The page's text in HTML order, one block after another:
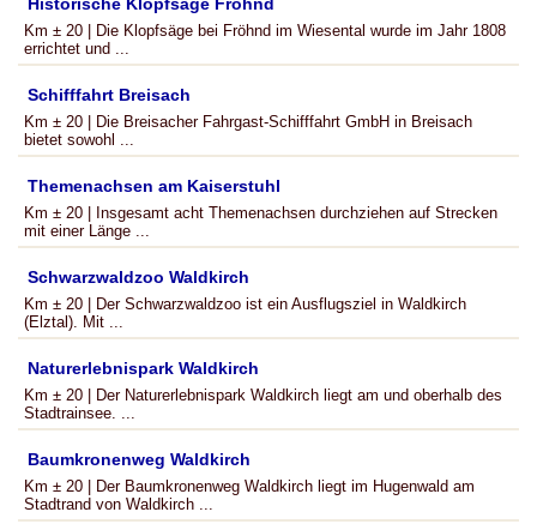
Km ± 20 | Die Klopfsäge bei Fröhnd im Wiesental wurde im Jahr 1808
errichtet und ...
Schifffahrt Breisach
Km ± 20 | Die Breisacher Fahrgast-Schifffahrt GmbH in Breisach
bietet sowohl ...
Themenachsen am Kaiserstuhl
Km ± 20 | Insgesamt acht Themenachsen durchziehen auf Strecken
mit einer Länge ...
Schwarzwaldzoo Waldkirch
Km ± 20 | Der Schwarzwaldzoo ist ein Ausflugsziel in Waldkirch
(Elztal). Mit ...
Naturerlebnispark Waldkirch
Km ± 20 | Der Naturerlebnispark Waldkirch liegt am und oberhalb des
Stadtrainsee. ...
Baumkronenweg Waldkirch
Km ± 20 | Der Baumkronenweg Waldkirch liegt im Hugenwald am
Stadtrand von Waldkirch ...